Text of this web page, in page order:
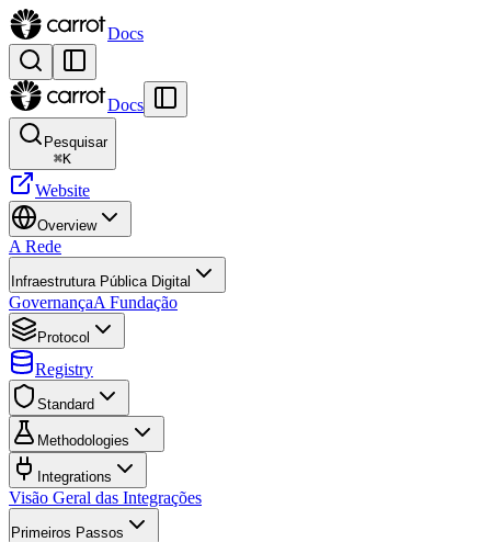
Docs
Docs
Pesquisar
⌘K
Website
Overview
A Rede
Infraestrutura Pública Digital
GovernançaA Fundação
Protocol
Registry
Standard
Methodologies
Integrations
Visão Geral das Integrações
Primeiros Passos